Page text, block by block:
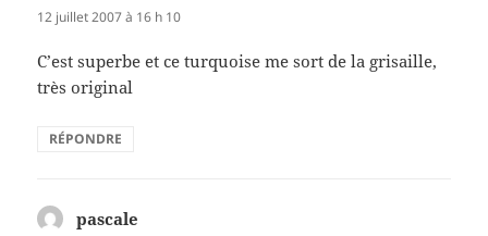
12 juillet 2007 à 16 h 10
C’est superbe et ce turquoise me sort de la grisaille,
très original
RÉPONDRE
pascale